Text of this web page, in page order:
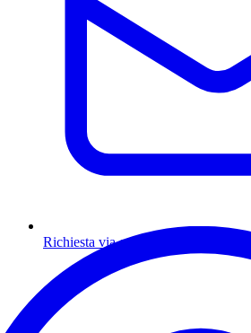
Richiesta via email